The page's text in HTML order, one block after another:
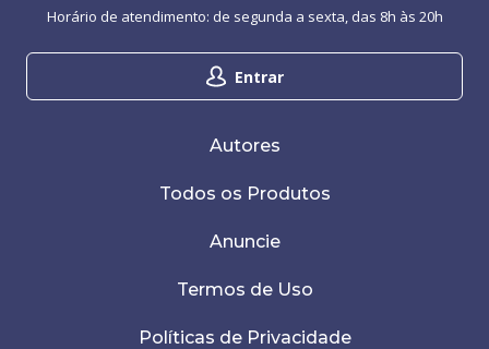
Entrar
Horário de atendimento: de segunda a sexta, das 8h às 20h
Autores
Todos os Produtos
Anuncie
Termos de Uso
Políticas de Privacidade